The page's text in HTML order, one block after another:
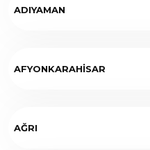
ADIYAMAN
AFYONKARAHİSAR
AĞRI